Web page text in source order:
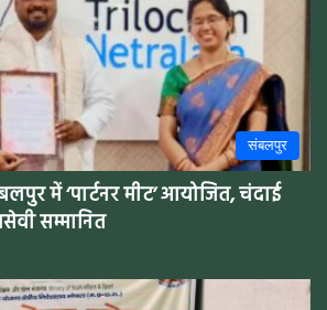
संबलपुर
में ‘पार्टनर मीट’ आयोजित, चंदाई
सम्मानित